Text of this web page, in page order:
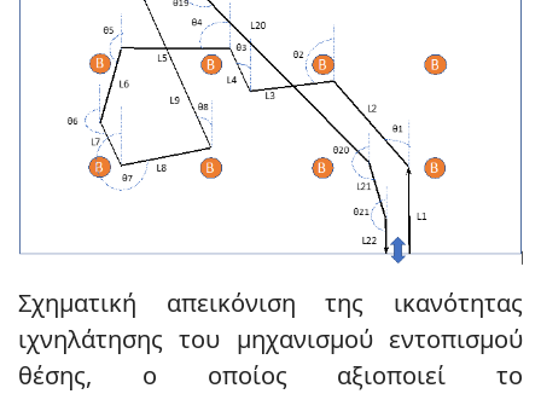
Σχηματική απεικόνιση της ικανότητας
ιχνηλάτησης του μηχανισμού εντοπισμού
θέσης, ο οποίος αξιοποιεί το